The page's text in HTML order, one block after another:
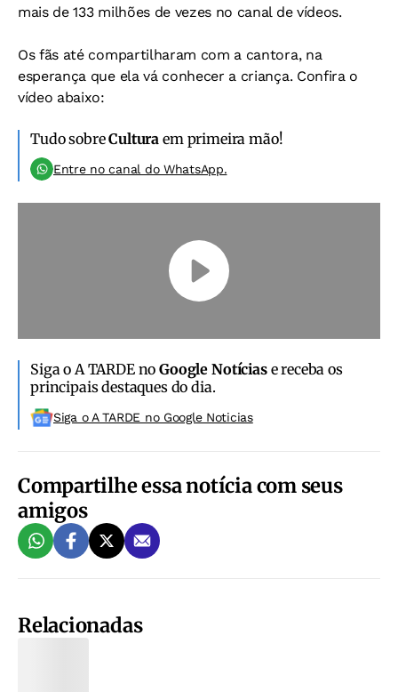
mais de 133 milhões de vezes no canal de vídeos.
Os fãs até compartilharam com a cantora, na
esperança que ela vá conhecer a criança. Confira o
vídeo abaixo:
Tudo sobreCultura em primeira mão!
Entre no canal do WhatsApp.
Siga o A TARDE noGoogle Notíciase receba os
principais destaques do dia.
Siga o A TARDE no Google Noticias
Compartilhe essa notícia com seus
amigos
Relacionadas